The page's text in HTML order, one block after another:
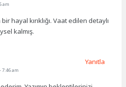
am
bir hayal kırıklığı. Vaat edilen detaylı
kalmış.
7:46 am
Yanıtla